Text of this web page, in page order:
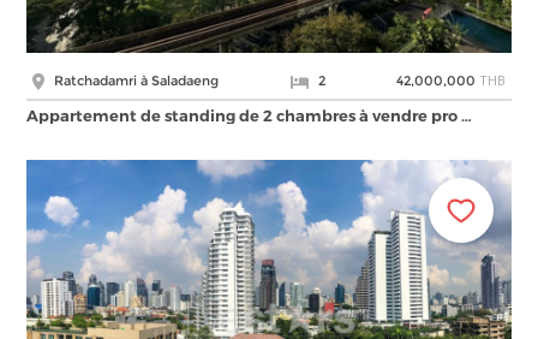
Ratchadamri à Saladaeng 2 42,000,000 THB
Appartement de standing de 2 chambres à vendre pro …